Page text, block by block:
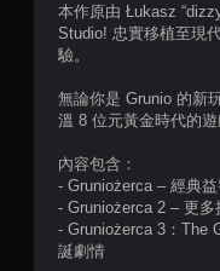
本作原由 Łukasz
Studio! 忠實移植至現
驗。
無論你是 Grunio 的新
溫 8 位元黃金時代的遊
內容包含：
- Gruniożerca – 經典
- Gruniożerca 2 – 更
- Gruniożerca 3：The
誕劇情